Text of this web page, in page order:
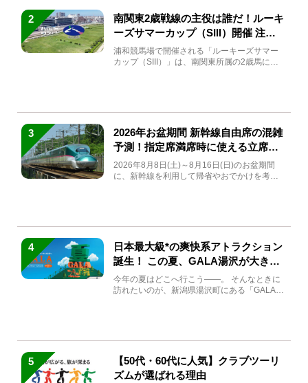
2
南関東2歳戦線の主役は誰だ！ルーキ
ーズサマーカップ（SIII）開催 注目
馬と見どころをチェック
浦和競馬場で開催される「ルーキーズサマー
カップ（SIII）」は、南関東所属の2歳馬によ
3
2026年お盆期間 新幹線自由席の混雑
予測！指定席満席時に使える立席特
急券も解説
2026年8月8日(土)～8月16日(日)のお盆期間
に、新幹線を利用して帰省やおでかけを考え
4
日本最大級*の爽快系アトラクション
誕生！ この夏、GALA湯沢が大きく
生まれ変わる
今年の夏はどこへ行こう――。 そんなときに
訪れたいのが、新潟県湯沢町にある「GALA湯
5
【50代・60代に人気】クラブツーリ
ズムが選ばれる理由